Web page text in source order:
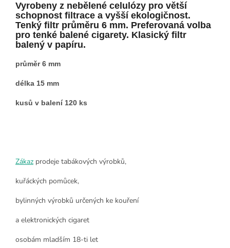
Vyrobeny z nebělené celulózy pro větší
schopnost filtrace a vyšší ekologičnost.
Tenký filtr průměru 6 mm. Preferovaná volba
pro tenké balené cigarety. Klasický filtr
balený v papíru.
průměr 6 mm
délka 15 mm
kusů v balení 120 ks
Zákaz prodeje tabákových výrobků,
kuřáckých pomůcek,
bylinných výrobků určených ke kouření
a elektronických cigaret
osobám mladším 18-ti let